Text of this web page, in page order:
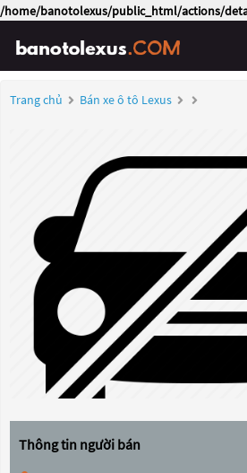
/home/banotolexus/public_html/actions/
Trang chủ Bán xe ô tô Lexus
Thông tin người bán